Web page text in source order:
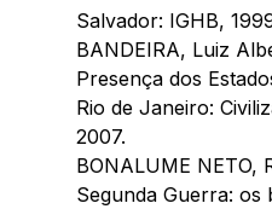
Salvador: IGHB,
BANDEIRA, Luiz
Presença dos
Rio de Janeiro:
2007.
BONALUME NETO,
Segunda Guerra: os